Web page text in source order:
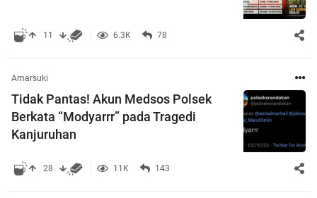
11 6.3K 78
Amarsuki
Tidak Pantas! Akun Medsos Polsek
Berkata “Modyarrr” pada Tragedi
Kanjuruhan
28 11K 143